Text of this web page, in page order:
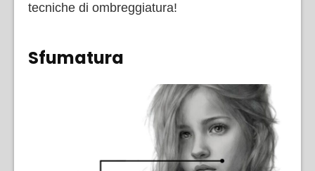
tecniche di ombreggiatura!
Sfumatura